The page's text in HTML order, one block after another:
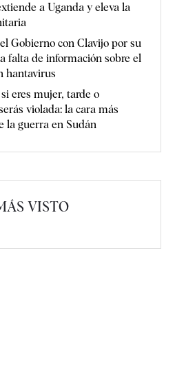
a Uganda y eleva la
Gobierno con Clavijo por su
falta de información sobre el
hantavirus
eres mujer, tarde o
violada: la cara más
la guerra en Sudán
VISTO